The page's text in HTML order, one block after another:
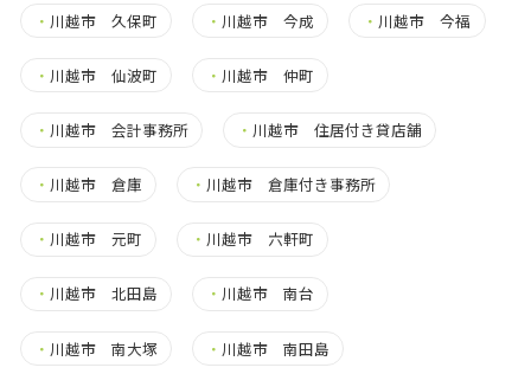
・ 川越市 久保町 ・ 川越市 今成 ・ 川越市 今福
・ 川越市 仙波町 ・ 川越市 仲町
・ 川越市 会計事務所 ・ 川越市 住居付き貸店舗
・ 川越市 倉庫 ・ 川越市 倉庫付き事務所
・ 川越市 元町 ・ 川越市 六軒町
・ 川越市 北田島 ・ 川越市 南台
・ 川越市 南大塚 ・ 川越市 南田島